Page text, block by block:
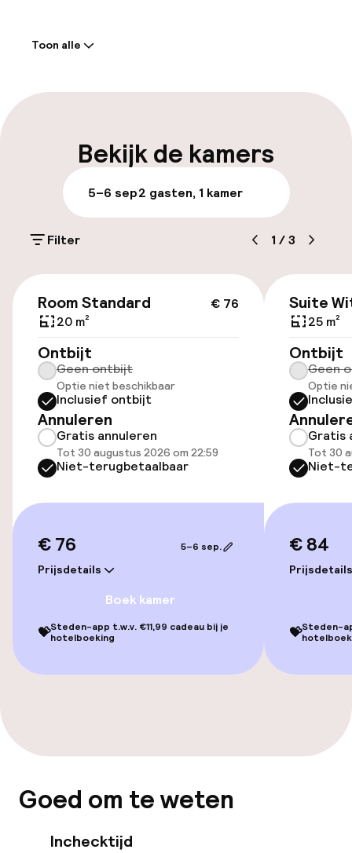
Meertalige medewerkers
Parkeren & mobiliteit
Parkeergelegenheid op eigen terrein
(buiten)
Openbaar parkeren
Transferservice
Fietsverhuur
Toegankelijkheid
Overal rolstoeltoegankelijk
Lift
Zwemmen & wellness
Parasols
Solarium
Toon alle
Bekijk de kamers
5–6 sep2 gasten, 1 kamer
Filter 1 /3
€ 76
Room Standard
20 m²
Ontbijt
Geen ontbijt
Optie niet beschikbaar
Inclusief ontbijt
Annuleren
Gratis annuleren
Tot 30 augustus 2026 om 22:59
Niet-terugbetaalbaar
€ 76
Prijsdetails
5–6 sep.
Boek kamer
💝Steden-app t.w.v. €11,99 cadeau bij je
hotelboeking
Suite
25 m²
Ontbijt
Geen
Optie
Gratis
Tot 30
Niet-
€ 84
Prijsdetails
💝Steden-
Goed om te weten
Inchecktijd